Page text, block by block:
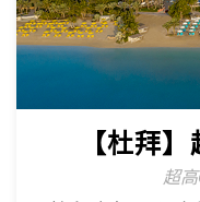
【杜拜
超